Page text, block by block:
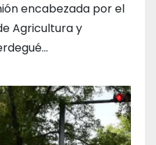
encabezada por el
Agricultura y